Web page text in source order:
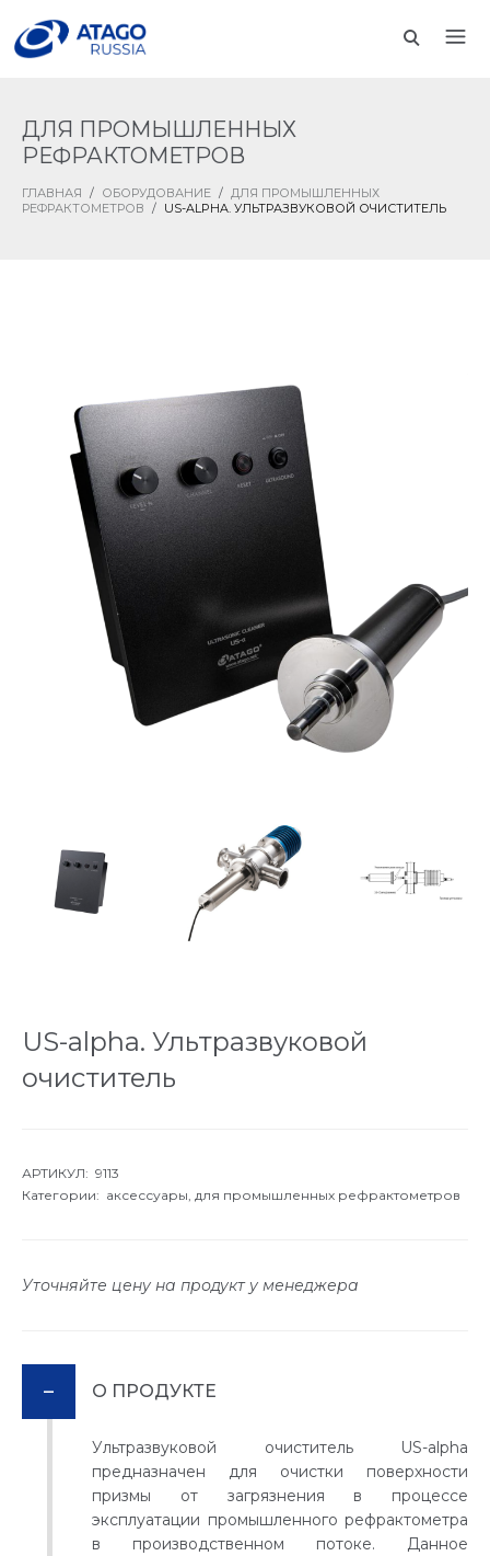
ДЛЯ ПРОМЫШЛЕННЫХ
РЕФРАКТОМЕТРОВ
ГЛАВНАЯ / ОБОРУДОВАНИЕ / ДЛЯ ПРОМЫШЛЕННЫХ
РЕФРАКТОМЕТРОВ / US-ALPHA. УЛЬТРАЗВУКОВОЙ ОЧИСТИТЕЛЬ
US-alpha. Ультразвуковой
очиститель
АРТИКУЛ: 9113
Категории: аксессуары, для промышленных рефрактометров
Уточняйте цену на продукт у менеджера
О ПРОДУКТЕ
Ультразвуковой очиститель US-alpha
предназначен для очистки поверхности
призмы от загрязнения в процессе
эксплуатации промышленного рефрактометра
в производственном потоке. Данное